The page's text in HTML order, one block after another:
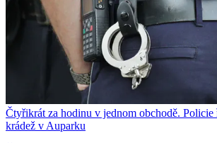
Čtyřikrát za hodinu v jednom obchodě. Policie
krádež v Auparku